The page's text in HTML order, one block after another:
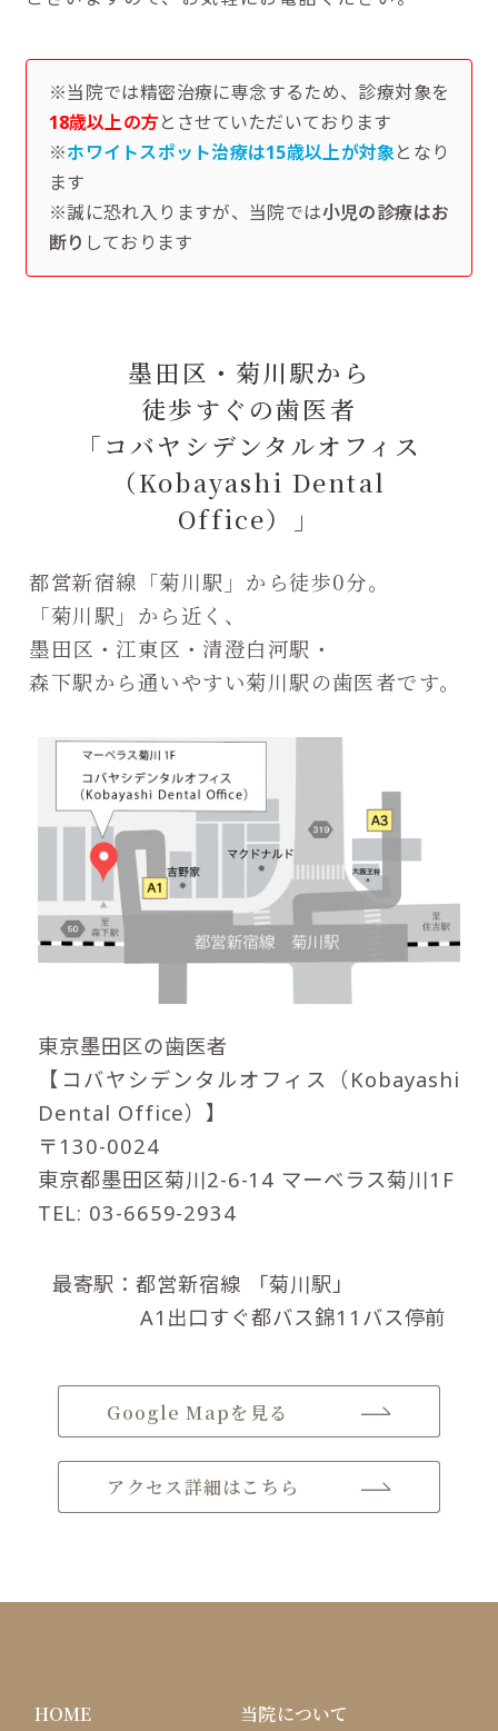
※当院では精密治療に専念するため、診療対象を
18歳以上の方とさせていただいております
※ホワイトスポット治療は15歳以上が対象となり
ます
※誠に恐れ入りますが、当院では小児の診療はお
断り しております
墨田区・菊川駅から
徒歩すぐの歯医者
「コバヤシデンタルオフィス
（Kobayashi Dental
Office）」
都営新宿線「菊川駅」から徒歩0分。
「菊川駅」から近く、
墨田区・江東区・清澄白河駅・
森下駅から通いやすい菊川駅の歯医者です。
東京墨田区の歯医者
【コバヤシデンタルオフィス（Kobayashi
Dental Office）】
〒130-0024
東京都墨田区菊川2-6-14 マーベラス菊川1F
TEL: 03-6659-2934
最寄駅：都営新宿線 「菊川駅」
A1出口すぐ都バス錦11バス停前
Google Mapを見る
アクセス詳細はこちら
HOME
当院について